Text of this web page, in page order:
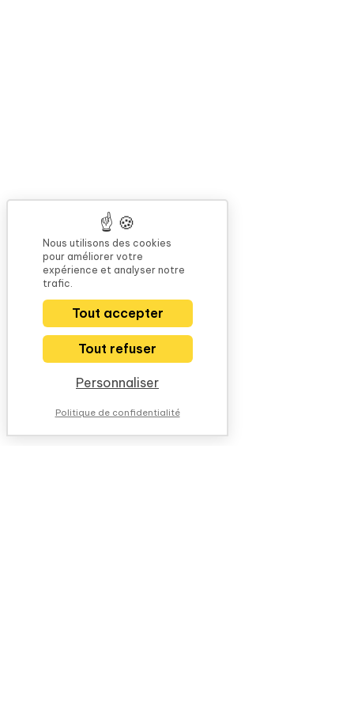
Nous utilisons des cookies
pour améliorer votre
expérience et analyser notre
trafic.
Tout accepter
Tout refuser
Personnaliser
Politique de confidentialité